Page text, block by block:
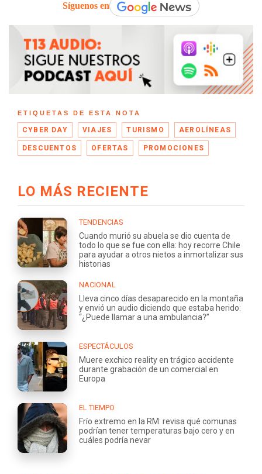
Síguenos en
ETIQUETAS DE ESTA NOTA
CYBER DAY VIAJES TURISMO AEROLÍNEAS
DESCUENTOS OFERTAS PROMOCIONES
LO MÁS RECIENTE
TENDENCIAS
Cuando murió su abuela se dio cuenta de
todo lo que se fue con ella: hoy recorre Chile
para ayudar a otros nietos a inmortalizar sus
historias
NACIONAL
Lleva cinco días desaparecido en la montaña
y envió un audio diciendo que estaba herido:
“¿Puede llamar a una ambulancia?”
ESPECTÁCULOS
Muere exchico reality en trágico accidente
durante grabación de un comercial en
Europa
EL TIEMPO
Frío extremo en la RM: revisa qué comunas
podrían tener temperaturas bajo cero y en
cuáles podría nevar